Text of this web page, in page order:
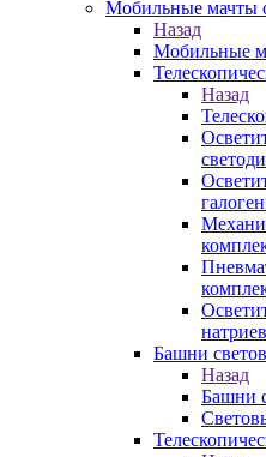
Мобильные мачты
Назад
Мобильные
Назад
Башни
Назад
Башни